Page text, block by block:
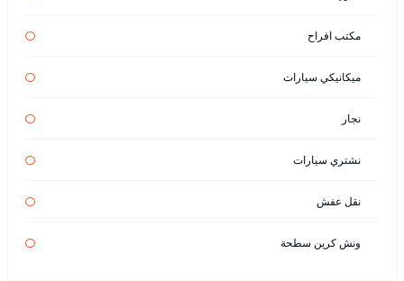
مكتب افراح
ميكانيكي سيارات
نجار
نشتري سيارات
نقل عفش
ونش كرين سطحة